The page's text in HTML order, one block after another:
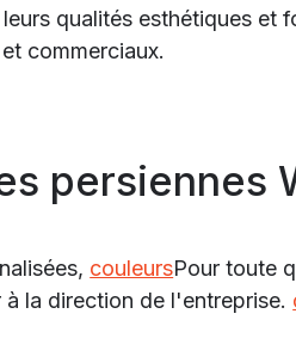
qualités esthétiques et
commerciaux.
persiennes
couleursPour toute
la direction de l'entreprise.